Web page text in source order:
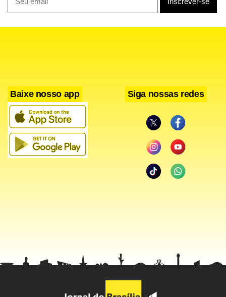
Baixe nosso app Siga nossas redes